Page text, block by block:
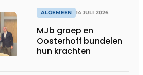
ALGEMEEN 14 JULI 2026
MJb groep en
Oosterhoff bundelen
hun krachten